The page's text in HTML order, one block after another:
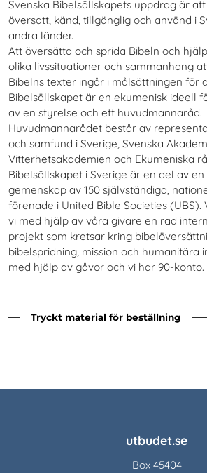
Svenska Bibelsällskapets uppdrag är
översatt, känd, tillgänglig och använd i
andra länder.
Att översätta och sprida Bibeln och
olika livssituationer och sammanhang
Bibelns texter ingår i målsättningen för
Bibelsällskapet är en ekumenisk ideell
av en styrelse och ett huvudmannaråd.
Huvudmannarådet består av
och samfund i Sverige, Svenska
Vitterhetsakademien och Ekumeniska
Bibelsällskapet i Sverige är en del av
gemenskap av 150 självständiga,
förenade i United Bible Societies (UBS).
vi med hjälp av våra givare en rad
projekt som kretsar kring
bibelspridning, mission och humanitära
med hjälp av gåvor och vi har 90-konto.
Tryckt material för beställning
utbudet.se
Box 45404